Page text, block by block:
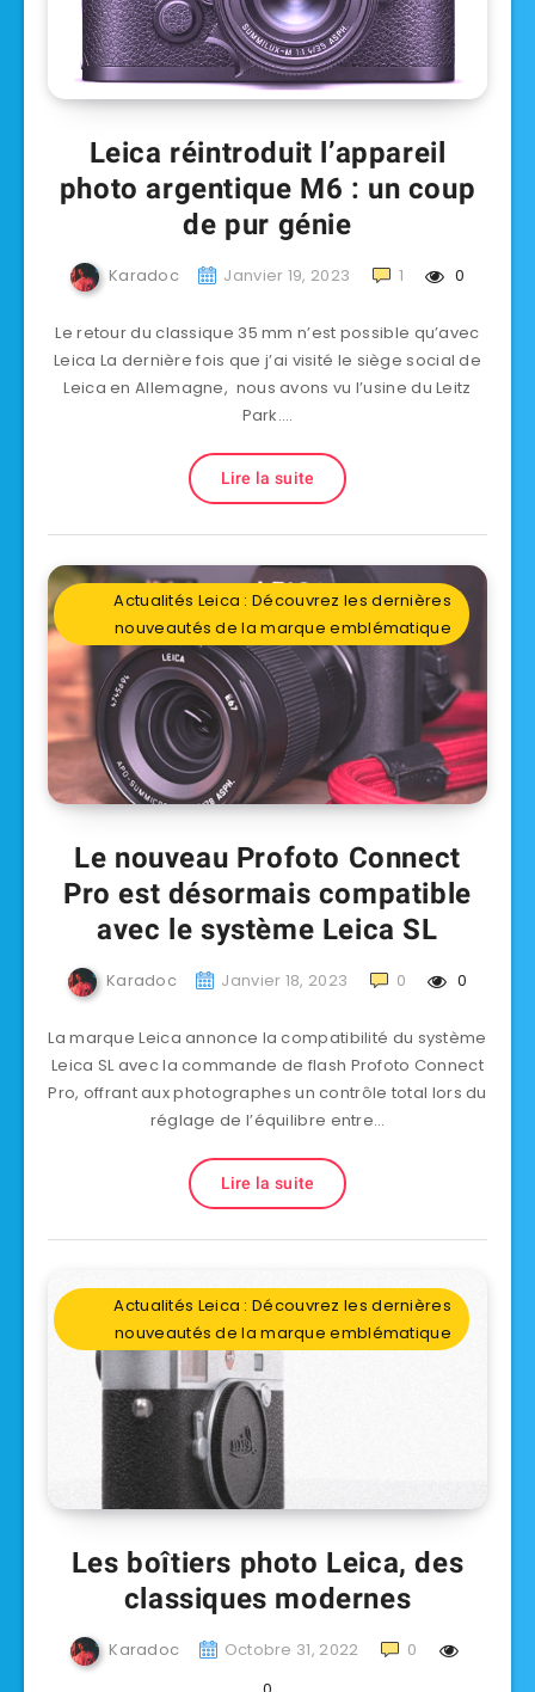
Leica réintroduit l’appareil
photo argentique M6 : un coup
de pur génie
Karadoc Janvier 19, 2023 1 0
Le retour du classique 35 mm n’est possible qu’avec
Leica La dernière fois que j’ai visité le siège social de
Leica en Allemagne, nous avons vu l’usine du Leitz
Park….
Lire la suite
Actualités Leica : Découvrez les dernières
nouveautés de la marque emblématique
Le nouveau Profoto Connect
Pro est désormais compatible
avec le système Leica SL
Karadoc Janvier 18, 2023 0 0
La marque Leica annonce la compatibilité du système
Leica SL avec la commande de flash Profoto Connect
Pro, offrant aux photographes un contrôle total lors du
réglage de l’équilibre entre…
Lire la suite
Actualités Leica : Découvrez les dernières
nouveautés de la marque emblématique
Les boîtiers photo Leica, des
classiques modernes
Karadoc Octobre 31, 2022
0